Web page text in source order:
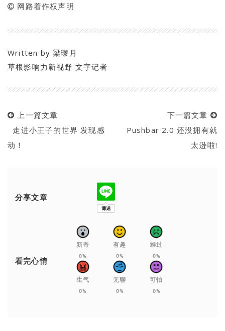
网路着作权声明
Written by梁瓈月
草根影响力新视野 文字记者
上一篇文章
走进小王子的世界 发现感
动！
下一篇文章
Pushbar 2.0 还没拥有就
太逊啦!
分享文章
看完心情
新奇
0%
有趣
0%
难过
0%
生气
0%
无聊
0%
可怕
0%